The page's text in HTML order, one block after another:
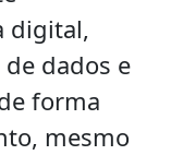
digital,
dados e
forma
mesmo